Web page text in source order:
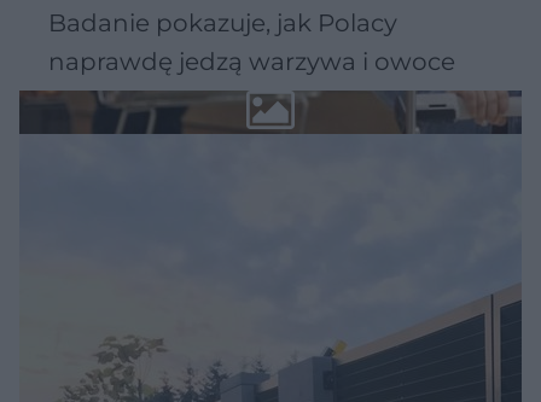
Badanie pokazuje, jak Polacy
naprawdę jedzą warzywa i owoce